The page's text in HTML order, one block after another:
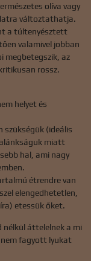
olíva vagy
változtathatja.
a túltenyésztett
valamivel jobban
megbetegszik, az
rossz.
helyet és
szükségük (ideális
miatt
hal, ami nagy
étrendre van
elengedhetetlen,
etessük őket.
nélkül áttelelnek a mi
nem fagyott lyukat